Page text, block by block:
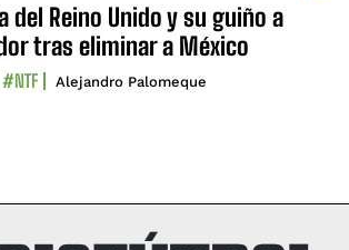
del Reino Unido y su guiño a
tras eliminar a México
#NTF Alejandro Palomeque